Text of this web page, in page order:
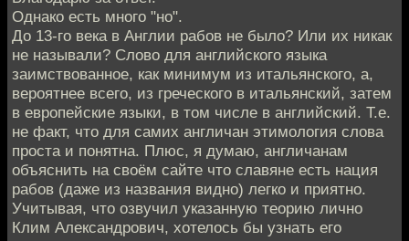
Однако есть много "но".
До 13-го века в Англии рабов не было? Или их никак
не называли? Слово для английского языка
заимствованное, как минимум из итальянского, а,
вероятнее всего, из греческого в итальянский, затем
в европейские языки, в том числе в английский. Т.е.
не факт, что для самих англичан этимология слова
проста и понятна. Плюс, я думаю, англичанам
объяснить на своём сайте что славяне есть нация
рабов (даже из названия видно) легко и приятно.
Учитывая, что озвучил указанную теорию лично
Клим Александрович, хотелось бы узнать его